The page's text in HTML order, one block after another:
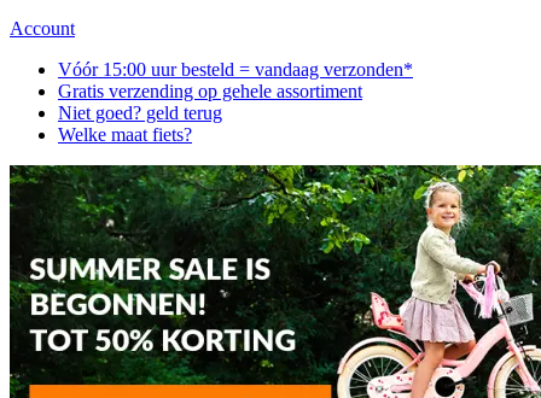
Account
Vóór 15:00 uur besteld = vandaag verzonden*
Gratis verzending op gehele assortiment
Niet goed? geld terug
Welke maat fiets?